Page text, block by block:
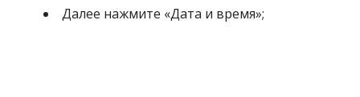
Далее нажмите «Дата и время»;